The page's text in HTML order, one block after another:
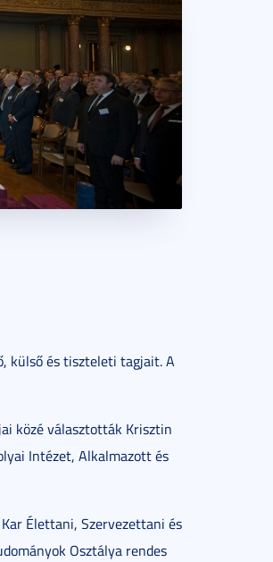
külső és tiszteleti tagjait. A
közé választották Krisztin
Intézet, Alkalmazott és
Élettani, Szervezettani és
Osztálya rendes